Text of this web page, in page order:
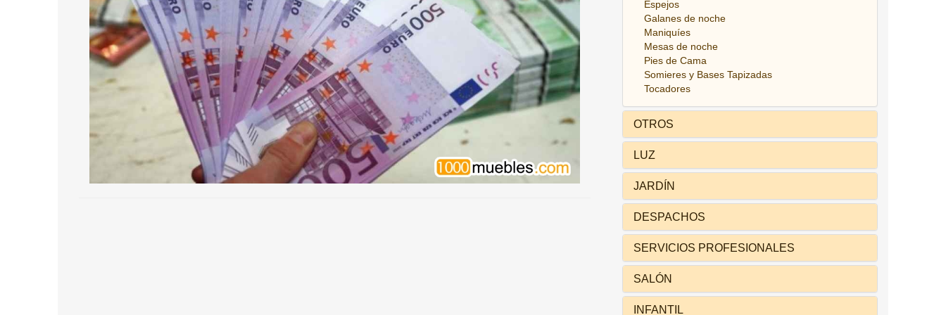
Espejos
Galanes de noche
Maniquíes
Mesas de noche
Pies de Cama
Somieres y Bases Tapizadas
Tocadores
OTROS
LUZ
JARDÍN
DESPACHOS
SERVICIOS PROFESIONALES
SALÓN
INFANTIL